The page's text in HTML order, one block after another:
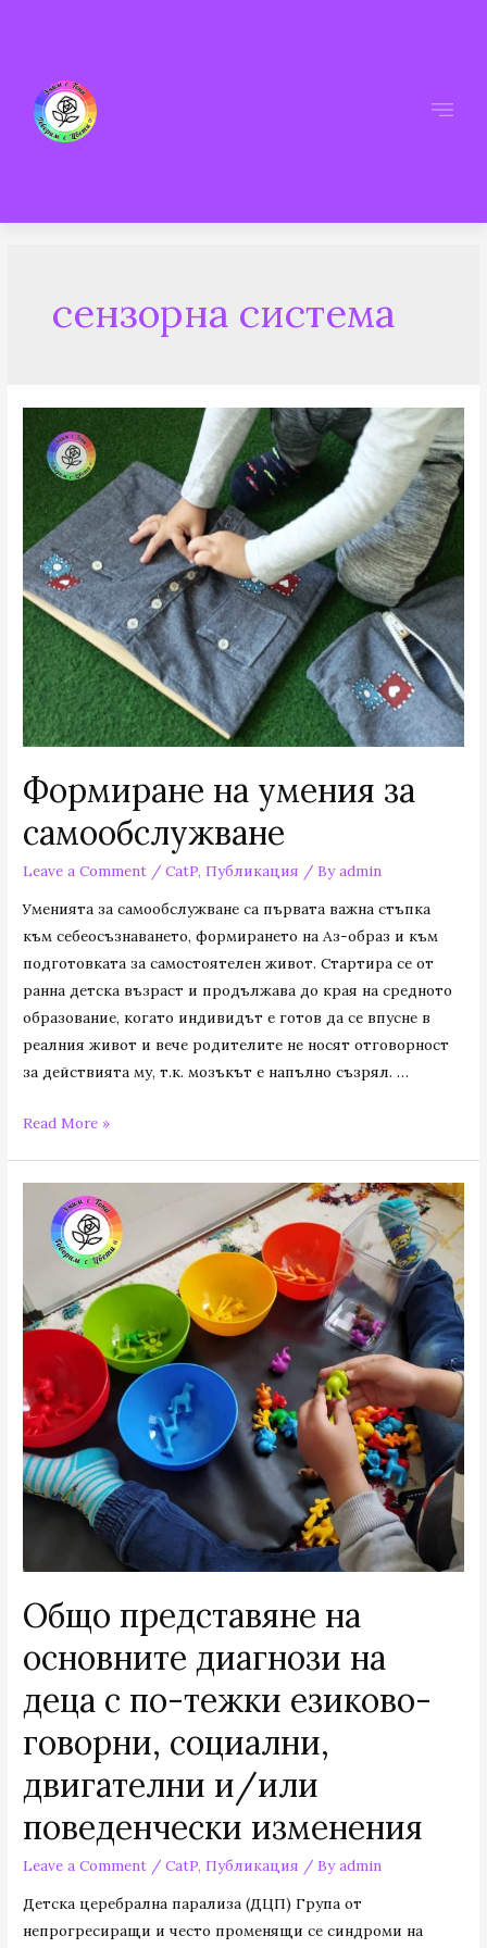
сензорна система
Формиране на умения за
самообслужване
Leave a Comment /CatP, Публикация / Byadmin
Уменията за самообслужване са първата важна стъпка
към себеосъзнаването, формирането на Аз-образ и към
подготовката за самостоятелен живот. Стартира се от
ранна детска възраст и продължава до края на средното
образование, когато индивидът е готов да се впусне в
реалния живот и вече родителите не носят отговорност
за действията му, т.к. мозъкът е напълно съзрял. …
Read More »
Общо представяне на
основните диагнози на
деца с по-тежки езиково-
говорни, социални,
двигателни и/или
поведенчески изменения
Leave a Comment /CatP, Публикация / Byadmin
Детска церебрална парализа (ДЦП) Група от
непрогресиращи и често променящи се синдроми на